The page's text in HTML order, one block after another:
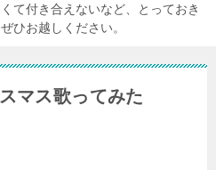
て付き合えないなど、とっておき
ひお越しください。
マス歌ってみた